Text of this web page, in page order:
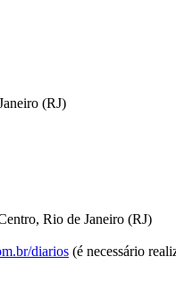
(RJ)
Rio de Janeiro (RJ)
diarios (é necessário